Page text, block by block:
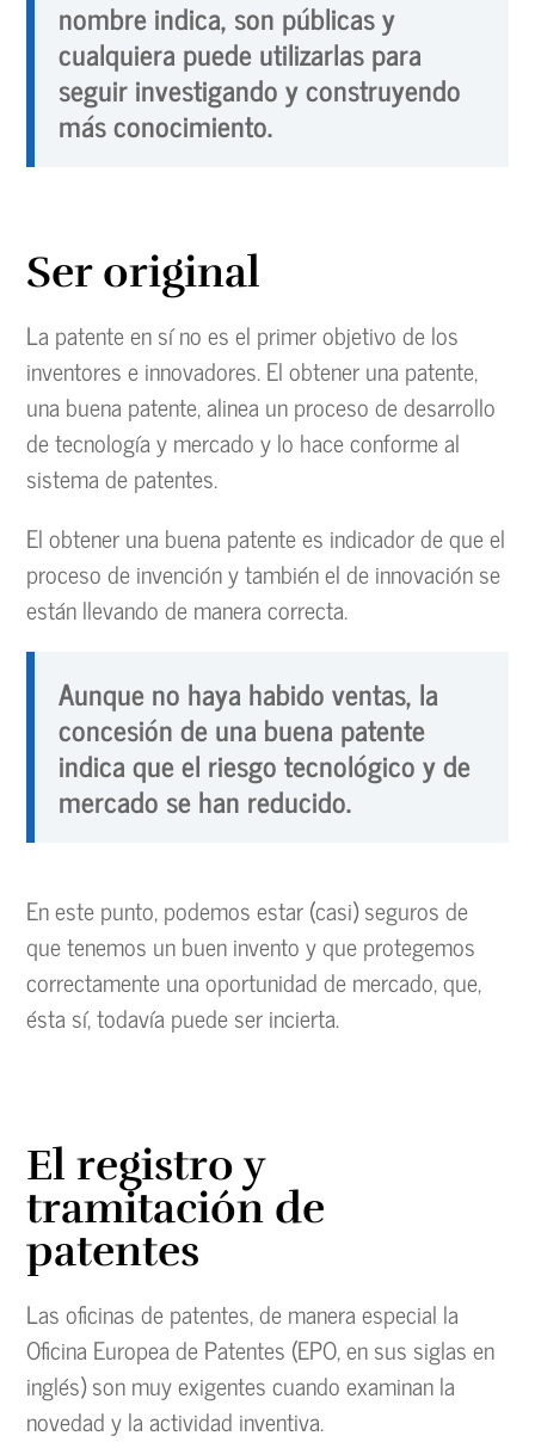
nombre indica, son públicas y
cualquiera puede utilizarlas para
seguir investigando y construyendo
más conocimiento.
Ser original
La patente en sí no es el primer objetivo de los
inventores e innovadores. El obtener una patente,
una buena patente, alinea un proceso de desarrollo
de tecnología y mercado y lo hace conforme al
sistema de patentes.
El obtener una buena patente es indicador de que el
proceso de invención y también el de innovación se
están llevando de manera correcta.
Aunque no haya habido ventas, la
concesión de una buena patente
indica que el riesgo tecnológico y de
mercado se han reducido.
En este punto, podemos estar (casi) seguros de
que tenemos un buen invento y que protegemos
correctamente una oportunidad de mercado, que,
ésta sí, todavía puede ser incierta.
El registro y
tramitación de
patentes
Las oficinas de patentes, de manera especial la
Oficina Europea de Patentes (EPO, en sus siglas en
inglés) son muy exigentes cuando examinan la
novedad y la actividad inventiva.